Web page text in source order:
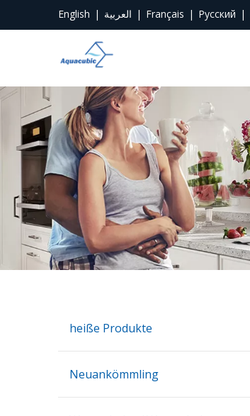
English | العربية | Français | Pусский |
heiße Produkte
Neuankömmling